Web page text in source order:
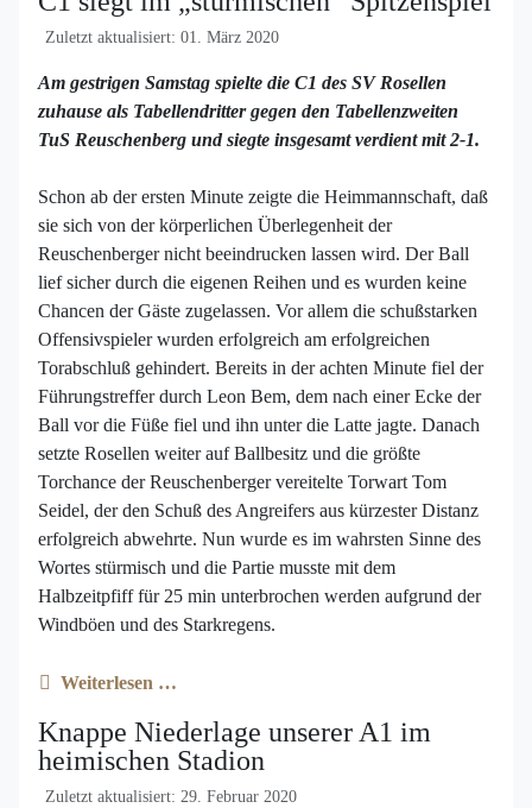
Zuletzt aktualisiert: 01. März 2020
Am gestrigen Samstag spielte die C1 des SV Rosellen
zuhause als Tabellendritter gegen den Tabellenzweiten
TuS Reuschenberg und siegte insgesamt verdient mit 2-1.
Schon ab der ersten Minute zeigte die Heimmannschaft, daß
sie sich von der körperlichen Überlegenheit der
Reuschenberger nicht beeindrucken lassen wird. Der Ball
lief sicher durch die eigenen Reihen und es wurden keine
Chancen der Gäste zugelassen. Vor allem die schußstarken
Offensivspieler wurden erfolgreich am erfolgreichen
Torabschluß gehindert. Bereits in der achten Minute fiel der
Führungstreffer durch Leon Bem, dem nach einer Ecke der
Ball vor die Füße fiel und ihn unter die Latte jagte. Danach
setzte Rosellen weiter auf Ballbesitz und die größte
Torchance der Reuschenberger vereitelte Torwart Tom
Seidel, der den Schuß des Angreifers aus kürzester Distanz
erfolgreich abwehrte. Nun wurde es im wahrsten Sinne des
Wortes stürmisch und die Partie musste mit dem
Halbzeitpfiff für 25 min unterbrochen werden aufgrund der
Windböen und des Starkregens.
Weiterlesen …
Knappe Niederlage unserer A1 im
heimischen Stadion
Zuletzt aktualisiert: 29. Februar 2020